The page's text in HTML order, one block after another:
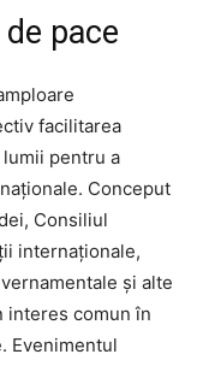
pace
facilitarea
pentru a
Conceput
Consiliul
internaționale,
și alte
interes comun în
Evenimentul